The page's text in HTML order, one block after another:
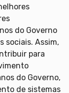
do Governo
sociais. Assim,
para
do Governo,
de sistemas